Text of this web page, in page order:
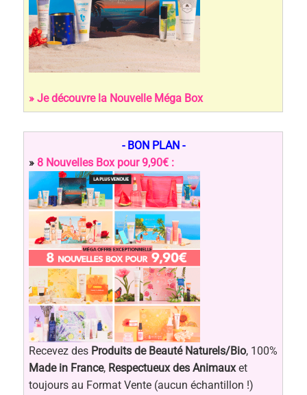
» Je découvre la Nouvelle Méga Box
- BON PLAN -
» 8 Nouvelles Box pour 9,90€ :
Recevez des Produits de Beauté Naturels/Bio, 100%
Made in France, Respectueux des Animauxet
toujours au Format Vente (aucun échantillon !)